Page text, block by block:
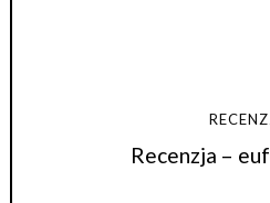
Recenzja –